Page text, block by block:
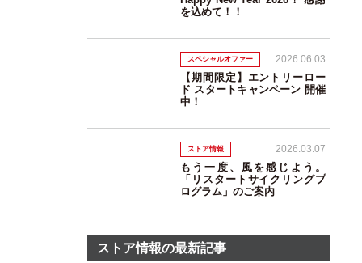
を込めて！！
スペシャルオファー 2026.06.03
【期間限定】エントリーロー
ド スタートキャンペーン 開催
中！
ストア情報 2026.03.07
もう一度、風を感じよう。
「リスタートサイクリングプ
ログラム」のご案内
ストア情報の最新記事